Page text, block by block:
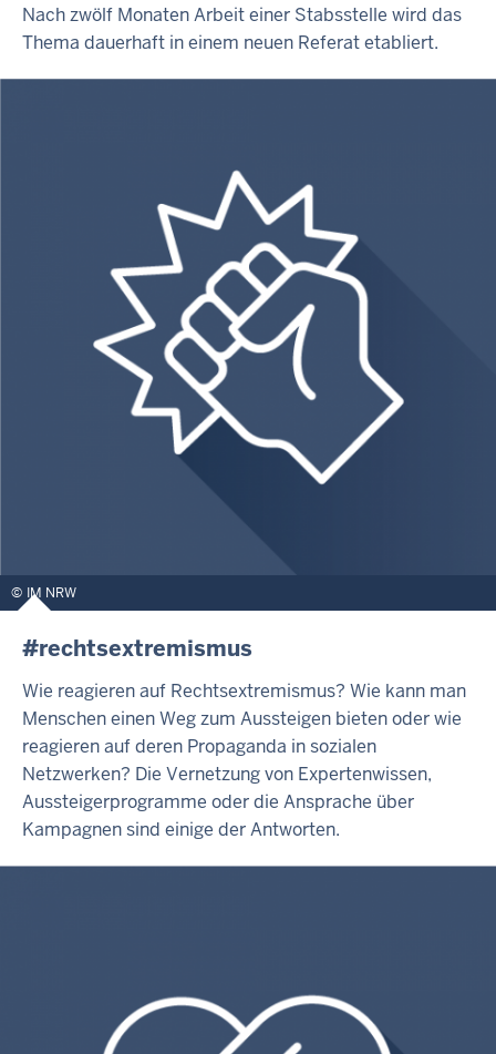
Nach zwölf Monaten Arbeit einer Stabsstelle wird das
Thema dauerhaft in einem neuen Referat etabliert.
IM NRW
#rechtsextremismus
Wie reagieren auf Rechtsextremismus? Wie kann man
Menschen einen Weg zum Aussteigen bieten oder wie
reagieren auf deren Propaganda in sozialen
Netzwerken? Die Vernetzung von Expertenwissen,
Aussteigerprogramme oder die Ansprache über
Kampagnen sind einige der Antworten.